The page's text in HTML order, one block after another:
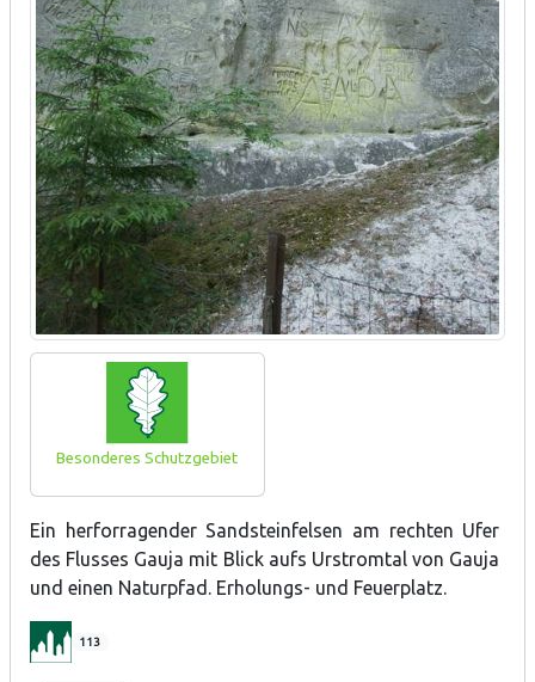
Besonderes Schutzgebiet
Ein herforragender Sandsteinfelsen am rechten Ufer
des Flusses Gauja mit Blick aufs Urstromtal von Gauja
und einen Naturpfad. Erholungs- und Feuerplatz.
113